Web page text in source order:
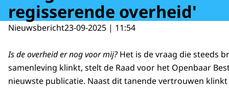
regisserende overheid'
Nieuwsbericht23-09-2025 | 11:54
Is de overheid er nog voor mij?Het is de vraag die steeds
samenleving klinkt, stelt de Raad voor het Openbaar
nieuwste publicatie. Naast dit tanende vertrouwen